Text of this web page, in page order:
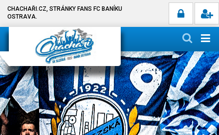
CHACHAŘI.CZ, STRÁNKY FANS FC BANÍKU
OSTRAVA.